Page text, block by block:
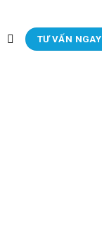
TƯ VẤN NGAY